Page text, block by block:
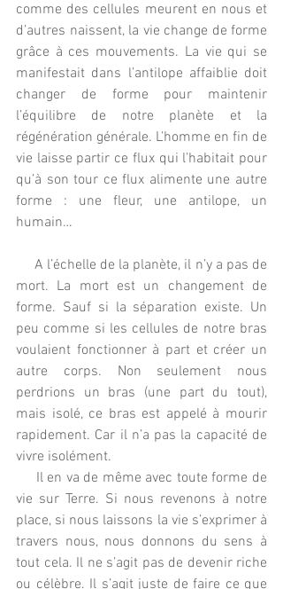
comme des cellules meurent en nous et
d’autres naissent, la vie change de forme
grâce à ces mouvements. La vie qui se
manifestait dans l’antilope affaiblie doit
changer de forme pour maintenir
l’équilibre de notre planète et la
régénération générale. L’homme en fin de
vie laisse partir ce flux qui l’habitait pour
qu’à son tour ce flux alimente une autre
forme : une fleur, une antilope, un
humain…
mort. La mort est un changement de
forme. Sauf si la séparation existe. Un
peu comme si les cellules de notre bras
voulaient fonctionner à part et créer un
autre corps. Non seulement nous
perdrions un bras (une part du tout),
mais isolé, ce bras est appelé à mourir
rapidement. Car il n’a pas la capacité de
vivre isolément.
vie sur Terre. Si nous revenons à notre
place, si nous laissons la vie s’exprimer à
travers nous, nous donnons du sens à
tout cela. Il ne s’agit pas de devenir riche
ou célèbre. Il s’agit juste de faire ce que